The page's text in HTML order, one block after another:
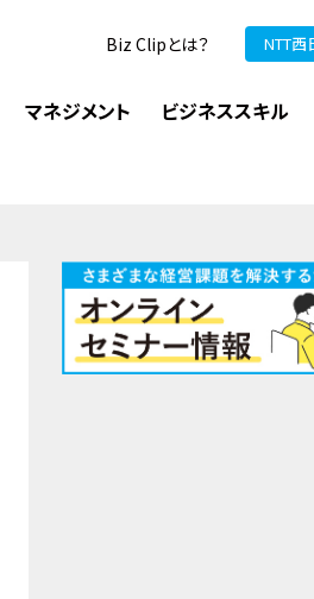
Biz Clipとは？ NTT西
マネジメント ビジネススキル